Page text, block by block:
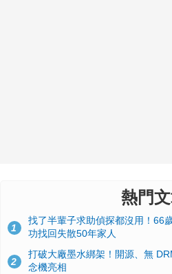
熱門
1
找了半輩子求助偵探都沒用！66
功找回失散50年家人
2
打破大廠墨水綁架！開源、無
念機亮相